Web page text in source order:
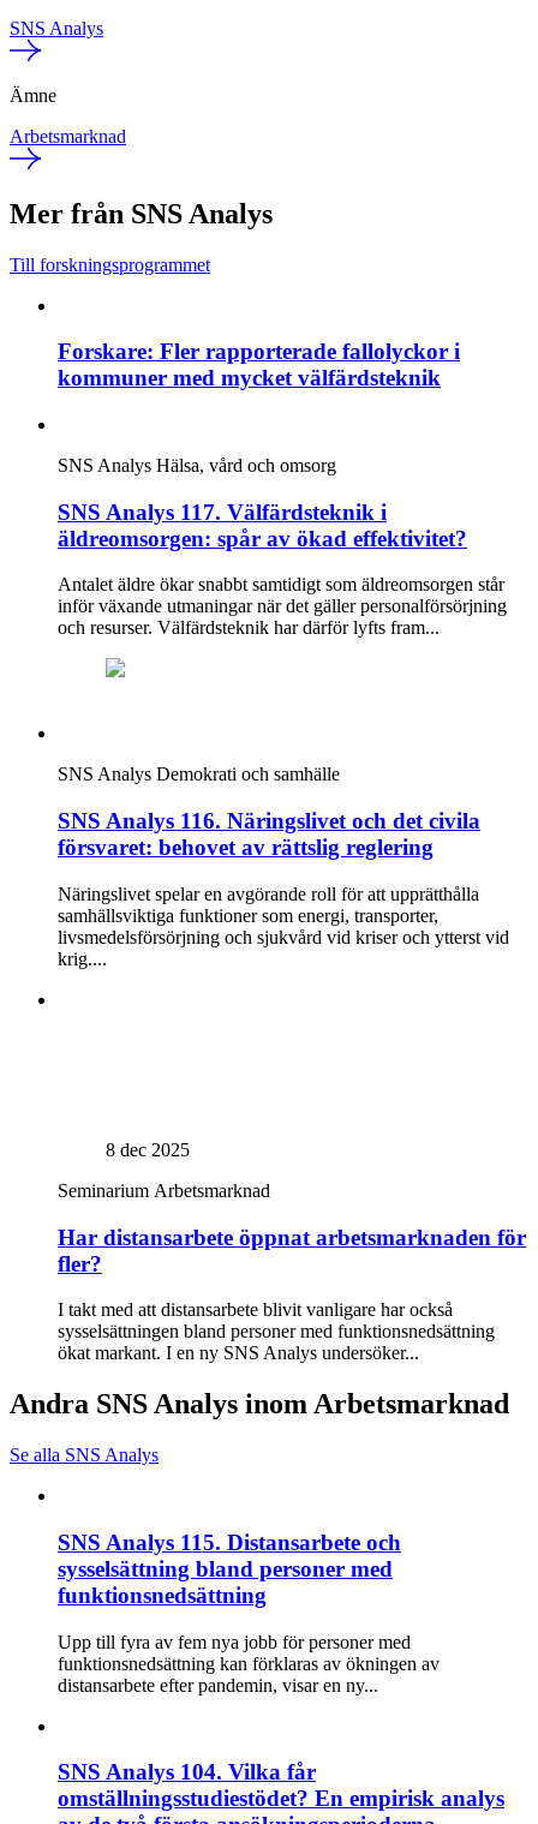
SNS Analys
Ämne
Arbetsmarknad
Mer från SNS Analys
Till forskningsprogrammet
Forskare: Fler rapporterade fallolyckor i
kommuner med mycket välfärdsteknik
SNS Analys Hälsa, vård och omsorg
SNS Analys 117. Välfärdsteknik i
äldreomsorgen: spår av ökad effektivitet?
Antalet äldre ökar snabbt samtidigt som äldreomsorgen står
inför växande utmaningar när det gäller personalförsörjning
och resurser. Välfärdsteknik har därför lyfts fram...
SNS Analys Demokrati och samhälle
SNS Analys 116. Näringslivet och det civila
försvaret: behovet av rättslig reglering
Näringslivet spelar en avgörande roll för att upprätthålla
samhällsviktiga funktioner som energi, transporter,
livsmedelsförsörjning och sjukvård vid kriser och ytterst vid
krig....
8 dec 2025
Seminarium Arbetsmarknad
Har distansarbete öppnat arbetsmarknaden för
fler?
I takt med att distansarbete blivit vanligare har också
sysselsättningen bland personer med funktionsnedsättning
ökat markant. I en ny SNS Analys undersöker...
Andra SNS Analys inom Arbetsmarknad
Se alla SNS Analys
SNS Analys 115. Distansarbete och
sysselsättning bland personer med
funktionsnedsättning
Upp till fyra av fem nya jobb för personer med
funktionsnedsättning kan förklaras av ökningen av
distansarbete efter pandemin, visar en ny...
SNS Analys 104. Vilka får
omställningsstudiestödet? En empirisk analys